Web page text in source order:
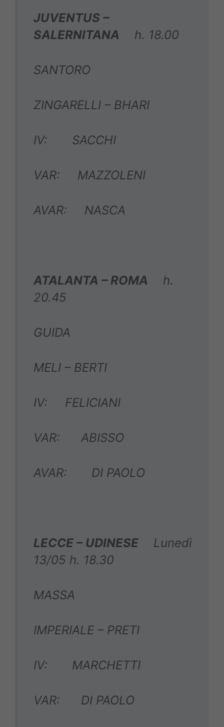
JUVENTUS –
SALERNITANA h. 18.00
SANTORO
ZINGARELLI – BHARI
IV: SACCHI
VAR: MAZZOLENI
AVAR: NASCA
ATALANTA – ROMA h.
20.45
GUIDA
MELI – BERTI
IV: FELICIANI
VAR: ABISSO
AVAR: DI PAOLO
LECCE – UDINESE Lunedì
13/05 h. 18.30
MASSA
IMPERIALE – PRETI
IV: MARCHETTI
VAR: DI PAOLO